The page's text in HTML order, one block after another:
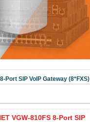
Port SIP VoIP Gateway (8*FXS)
VGW-810FS 8-Port SIP